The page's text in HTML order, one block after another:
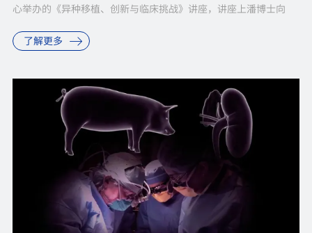
心举办的《异种移植、创新与临床挑战》讲座，讲座上潘博士向
了解更多